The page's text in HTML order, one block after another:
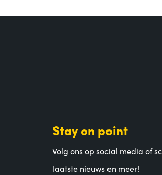
Stay on point
Volg ons op social media of
laatste nieuws en meer!